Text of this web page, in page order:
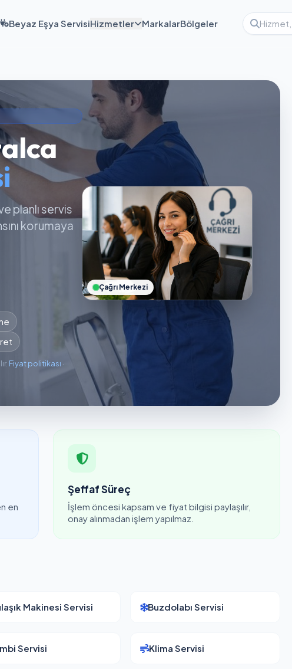
Beyaz Eşya ServisiHizmetler MarkalarBölgeler
planlı servis
korumaya
Fiyat politikası ·
Çağrı Merkezi
en
Şeffaf Süreç
İşlem öncesi kapsam ve fiyat bilgisi paylaşılır,
onay alınmadan işlem yapılmaz.
Makinesi Servisi Buzdolabı Servisi
Servisi Klima Servisi